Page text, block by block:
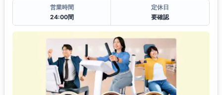
営業時間
24:00間
定休日
要確認